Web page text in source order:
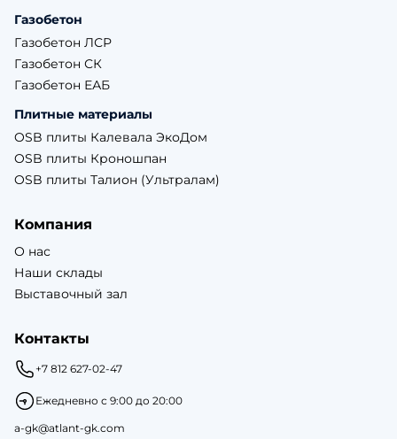
Газобетон
Газобетон ЛСР
Газобетон СК
Газобетон ЕАБ
Плитные материалы
OSB плиты Калевала ЭкоДом
OSB плиты Кроношпан
OSB плиты Талион (Ультралам)
Компания
О нас
Наши склады
Выставочный зал
Контакты
+7 812 627-02-47
Ежедневно с 9:00 до 20:00
a-gk@atlant-gk.com